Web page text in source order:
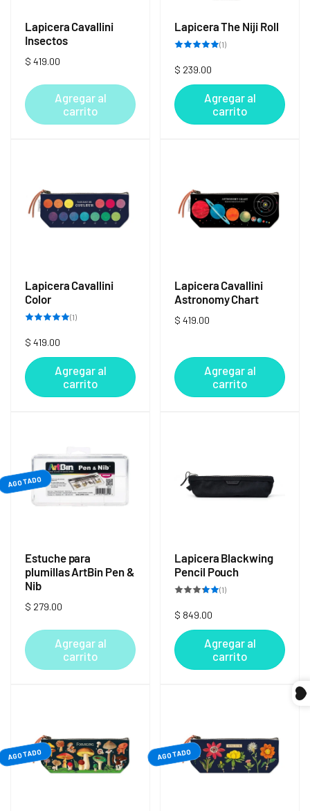
Lapicera Cavallini
Insectos
Precio
$ 419.00
Agregar al
carrito
Lapicera The Niji Roll
(1)1
Precio
habitual
$ 239.00
Agregar al
carrito
Lapicera Cavallini
Color
(1)1
Precio
habitual
$ 419.00
Agregar al
carrito
Lapicera Cavallini
Astronomy Chart
Precio
$ 419.00
Agregar al
carrito
AGOTADO
Estuche para
plumillas ArtBin Pen &
Nib
Precio
$ 279.00
Agregar al
carrito
Lapicera Blackwing
Pencil Pouch
(1)1
Precio
habitual
$ 849.00
Agregar al
carrito
AGOTADO AGOTADO